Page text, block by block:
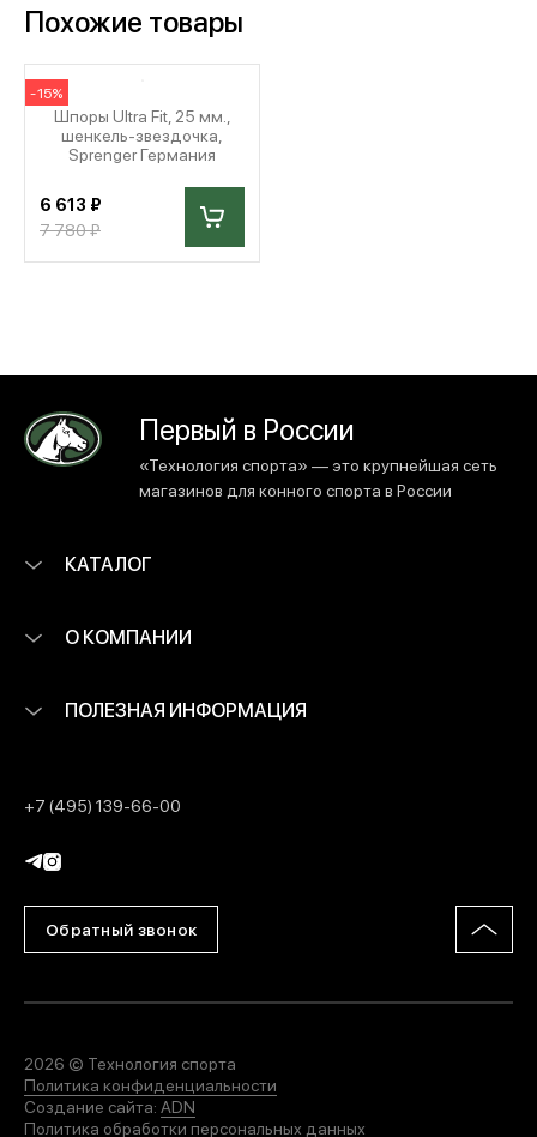
Похожие товары
-15%
Шпоры Ultra Fit, 25 мм.,
шенкель-звездочка,
Sprenger Германия
6 613 ₽
7 780 ₽
Первый в России
«Технология спорта» — это крупнейшая сеть
магазинов для конного спорта в России
КАТАЛОГ
О КОМПАНИИ
ПОЛЕЗНАЯ ИНФОРМАЦИЯ
+7 (495) 139-66-00
Обратный звонок
2026 © Технология спорта
Политика конфиденциальности
Создание сайта: ADN
Политика обработки персональных данных